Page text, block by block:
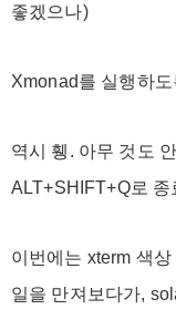
좋겠으나)
Xmonad를 실행하
역시 휑. 아무 것도
ALT+SHIFT+Q로
이번에는 xterm 색
일을 만져보다가,